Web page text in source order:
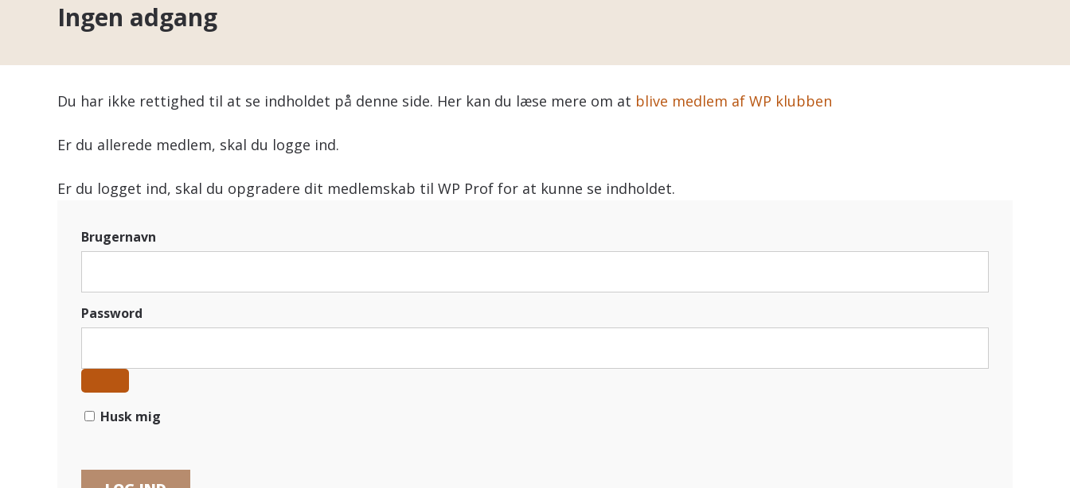
Ingen adgang
Du har ikke rettighed til at se indholdet på denne side. Her kan du læse mere om at blive medlem af WP klubben
Er du allerede medlem, skal du logge ind.
Er du logget ind, skal du opgradere dit medlemskab til WP Prof for at kunne se indholdet.
Brugernavn
Password
Husk mig